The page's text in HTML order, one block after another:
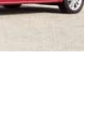
trajet pour partir